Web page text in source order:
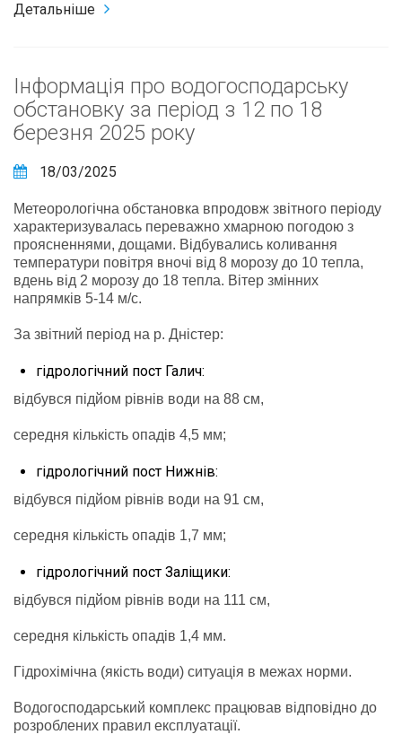
Детальніше
Інформація про водогосподарську
обстановку за період з 12 по 18
березня 2025 року
18/03/2025
Метеорологічна обстановка впродовж звітного періоду
характеризувалась переважно хмарною погодою з
проясненнями, дощами. Відбувались коливання
температури повітря вночі від 8 морозу до 10 тепла,
вдень від 2 морозу до 18 тепла. Вітер змінних
напрямків 5-14 м/с.
За звітний період на р. Дністер:
гідрологічний пост Галич:
відбувся підйом рівнів води на 88 см,
середня кількість опадів 4,5 мм;
гідрологічний пост Нижнів:
відбувся підйом рівнів води на 91 см,
середня кількість опадів 1,7 мм;
гідрологічний пост Заліщики:
відбувся підйом рівнів води на 111 см,
середня кількість опадів 1,4 мм.
Гідрохімічна (якість води) ситуація в межах норми.
Водогосподарський комплекс працював відповідно до
розроблених правил експлуатації.